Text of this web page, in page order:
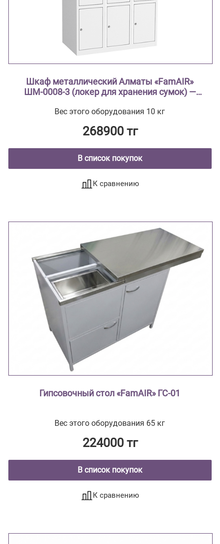
Шкаф металлический Алматы «FamAIR»
ШМ-0008-3 (локер для хранения сумок) —
Вес этого оборудования 10 кг
268900 тг
В список покупок
К сравнению
Гипсовочный стол «FamAIR» ГС-01
Вес этого оборудования 65 кг
224000 тг
В список покупок
К сравнению